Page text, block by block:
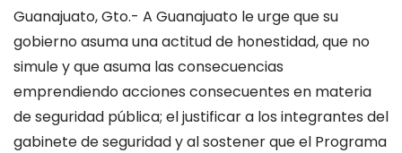
Guanajuato, Gto.- A Guanajuato le urge que su
gobierno asuma una actitud de honestidad, que no
simule y que asuma las consecuencias
emprendiendo acciones consecuentes en materia
de seguridad pública; el justificar a los integrantes del
gabinete de seguridad y al sostener que el Programa